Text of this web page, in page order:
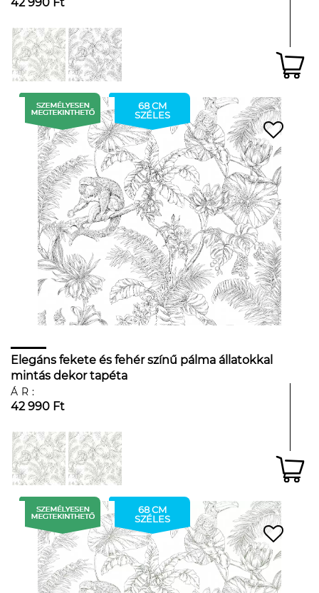
68 CM
SZÉLES
Elegáns fekete és fehér színű pálma állatokkal
mintás dekor tapéta
ÁR:
42 990 Ft
68 CM
SZÉLES